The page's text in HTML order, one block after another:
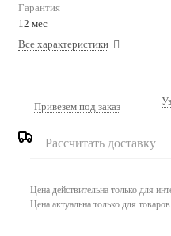
Гарантия
12 мес
Все характеристики
Привезем под заказ
Рассчитать доставку
Цена действительна только для
Цена актуальна только для